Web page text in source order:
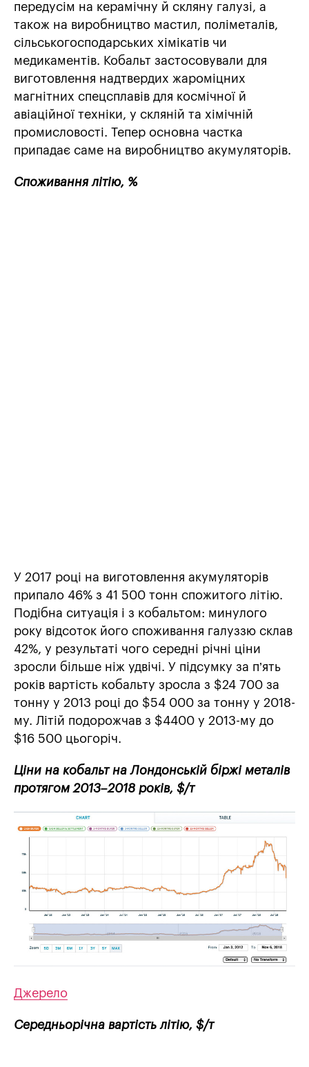
передусім на керамічну й скляну галузі, а
також на виробництво мастил, поліметалів,
сільськогосподарських хімікатів чи
медикаментів. Кобальт застосовували для
виготовлення надтвердих жароміцних
магнітних спецсплавів для космічної й
авіаційної техніки, у скляній та хімічній
промисловості. Тепер основна частка
припадає саме на виробництво акумуляторів.
Споживання літію, %
У 2017 році на виготовлення акумуляторів
припало 46% з 41 500 тонн спожитого літію.
Подібна ситуація і з кобальтом: минулого
року відсоток його споживання галуззю склав
42%, у результаті чого середні річні ціни
зросли більше ніж удвічі. У підсумку за п’ять
років вартість кобальту зросла з $24 700 за
тонну у 2013 році до $54 000 за тонну у 2018-
му. Літій подорожчав з $4400 у 2013-му до
$16 500 цьогоріч.
Ціни на кобальт на Лондонській біржі металів
протягом 2013–2018 років, $/т
Джерело
Середньорічна вартість літію, $/т